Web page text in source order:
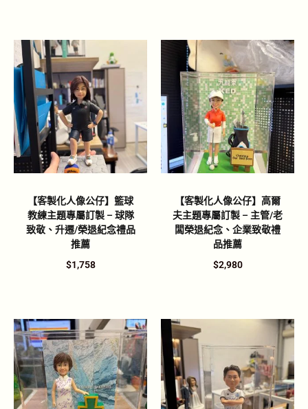
【客製化人像公仔】籃球
教練主題專屬訂製 – 球隊
致敬、升遷/榮退紀念禮品
推薦
$1,758
【客製化人像公仔】高爾
夫主題專屬訂製 – 主管/老
闆榮退紀念、企業致敬禮
品推薦
$2,980